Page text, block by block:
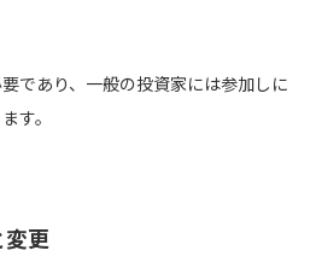
であり、一般の投資家には参加しに
す。
更